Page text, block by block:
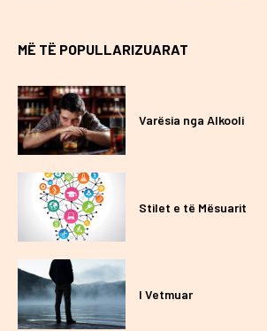
MË TË POPULLARIZUARAT
Varësia nga Alkooli
Stilet e të Mësuarit
I Vetmuar